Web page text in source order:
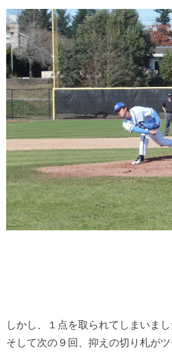
しかし、１点を取られてしまいまし
そして次の９回、抑えの切り札が